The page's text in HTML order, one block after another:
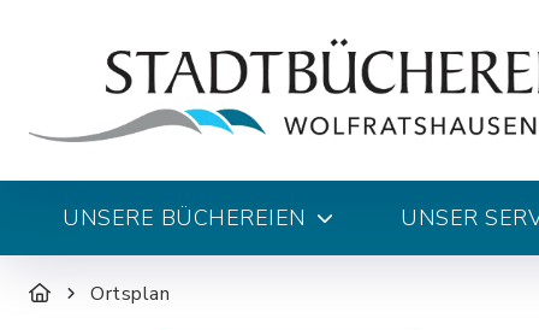
UNSERE BÜCHEREIEN UNSER
Ortsplan